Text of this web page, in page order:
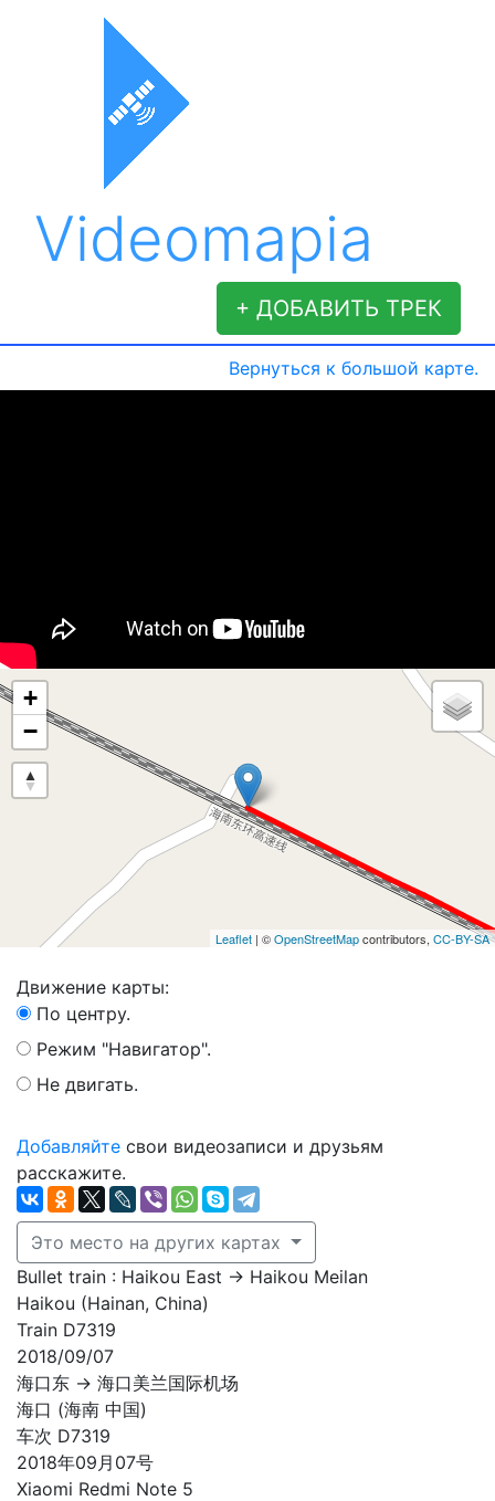
Videomapia
+ ДОБАВИТЬ ТРЕК
Вернуться к большой карте.
+
−
Leaflet | ©OpenStreetMapcontributors, CC-BY-SA
Движение карты:
По центру.
Режим "Навигатор".
Не двигать.
Добавляйте свои видеозаписи и друзьям
расскажите.
Это место на других картах
Bullet train : Haikou East → Haikou Meilan
Haikou (Hainan, China)
Train D7319
2018/09/07
海口东 → 海口美兰国际机场
海口 (海南 中国)
车次 D7319
2018年09月07号
Xiaomi Redmi Note 5